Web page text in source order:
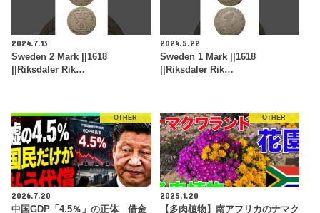
2024.7.13
Sweden 2 Mark ||1618
||Riksdaler Rik…
2024.5.22
Sweden 1 Mark ||1618
||Riksdaler Rik…
OTHER
2026.7.20
中国GDP「4.5％」の正体 借金
OTHER
2025.1.20
【多肉植物】南アフリカのナマク